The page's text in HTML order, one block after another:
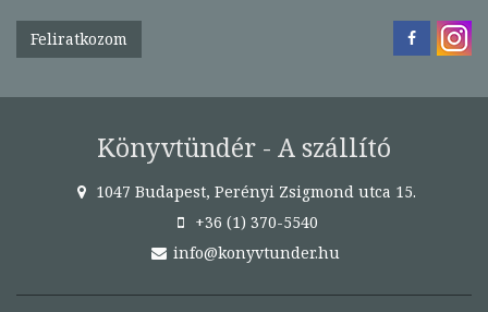
Feliratkozom
Könyvtündér - A szállító
1047 Budapest, Perényi Zsigmond utca 15.
+36 (1) 370-5540
info@konyvtunder.hu